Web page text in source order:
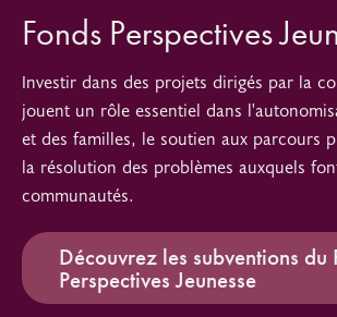
Fonds Perspectives
Investir dans des projets dirigés par la
jouent un rôle essentiel dans
et des familles, le soutien aux parcours
la résolution des problèmes auxquels
communautés.
Découvrez les subventions du
Perspectives Jeunesse